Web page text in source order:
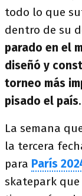
todo lo que
dentro de su
parado en el
diseñó y
torneo más
pisado el país.
La semana
la tercera
para París
skatepark que